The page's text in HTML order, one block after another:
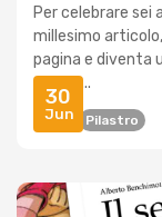
30
Jun
Per celebrare sei
millesimo
pagina e diventa
parole ...
Libri Pilastro